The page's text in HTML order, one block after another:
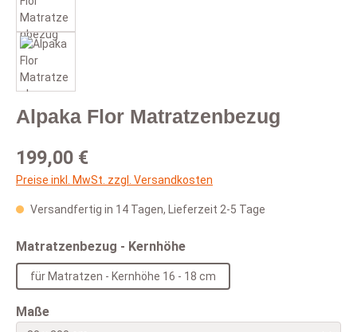
Alpaka Flor Matratzenbezug
Regulärer Preis:
199,00 €
Preise inkl. MwSt. zzgl. Versandkosten
Versandfertig in 14 Tagen, Lieferzeit 2-5 Tage
Matratzenbezug - Kernhöheauswählen
für Matratzen - Kernhöhe 16 - 18 cm
Maßeauswählen